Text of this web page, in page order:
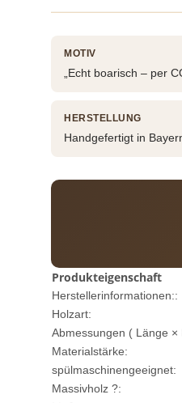
MOTIV
„Echt boarisch – per
HERSTELLUNG
Handgefertigt in
Produkteigenschaft
Herstellerinformationen::
Holzart:
Abmessungen ( Länge ×
Materialstärke:
spülmaschinengeeignet:
Massivholz ?: